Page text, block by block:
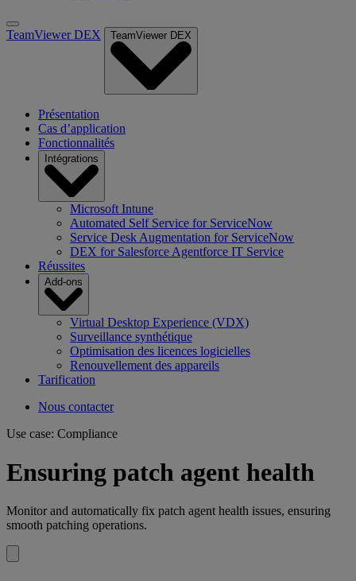
TeamViewer DEX TeamViewer DEX
Présentation
Cas d’application
Fonctionnalités
Intégrations
Microsoft Intune
Automated Self Service for ServiceNow
Service Desk Augmentation for ServiceNow
DEX for Salesforce Agentforce IT Service
Réussites
Add-ons
Virtual Desktop Experience (VDX)
Surveillance synthétique
Optimisation des licences logicielles
Renouvellement des appareils
Tarification
Nous contacter
Use case: Compliance
Ensuring patch agent health
Monitor and automatically fix patch agent health issues, ensuring
smooth patching operations.